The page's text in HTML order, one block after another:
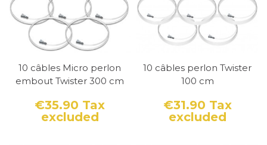
10 câbles Micro perlon
embout Twister 300 cm
Price
€35.90 Tax
excluded
10 câbles perlon Twister
100 cm
Price
€31.90 Tax
excluded